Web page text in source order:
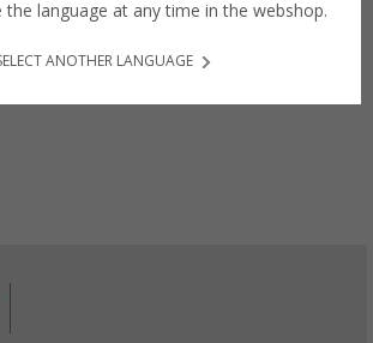
the language at any time in the webshop.
ANOTHER LANGUAGE